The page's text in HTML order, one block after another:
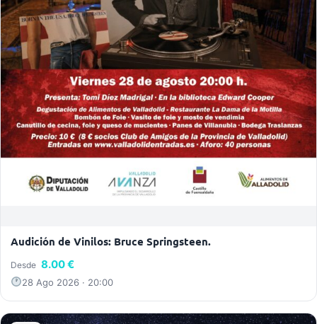
Audición de Vinilos: Bruce Springsteen.
Desde 8.00 €
28 Ago 2026 · 20:00